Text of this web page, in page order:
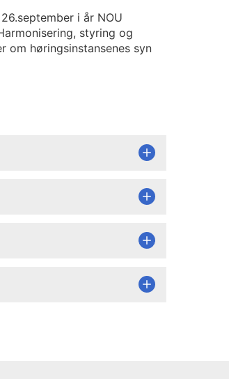
i år NOU
styring og
om høringsinstansenes syn